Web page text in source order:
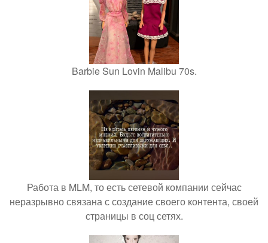
Barbie Sun Lovin Malibu 70s.
Работа в MLM, то есть сетевой компании сейчас
неразрывно связана с создание своего контента, своей
страницы в соц сетях.